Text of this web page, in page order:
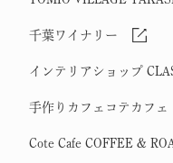
千葉ワイナリー
インテリアショップ
手作りカフェコテカフェ
Cote Cafe COFFEE &